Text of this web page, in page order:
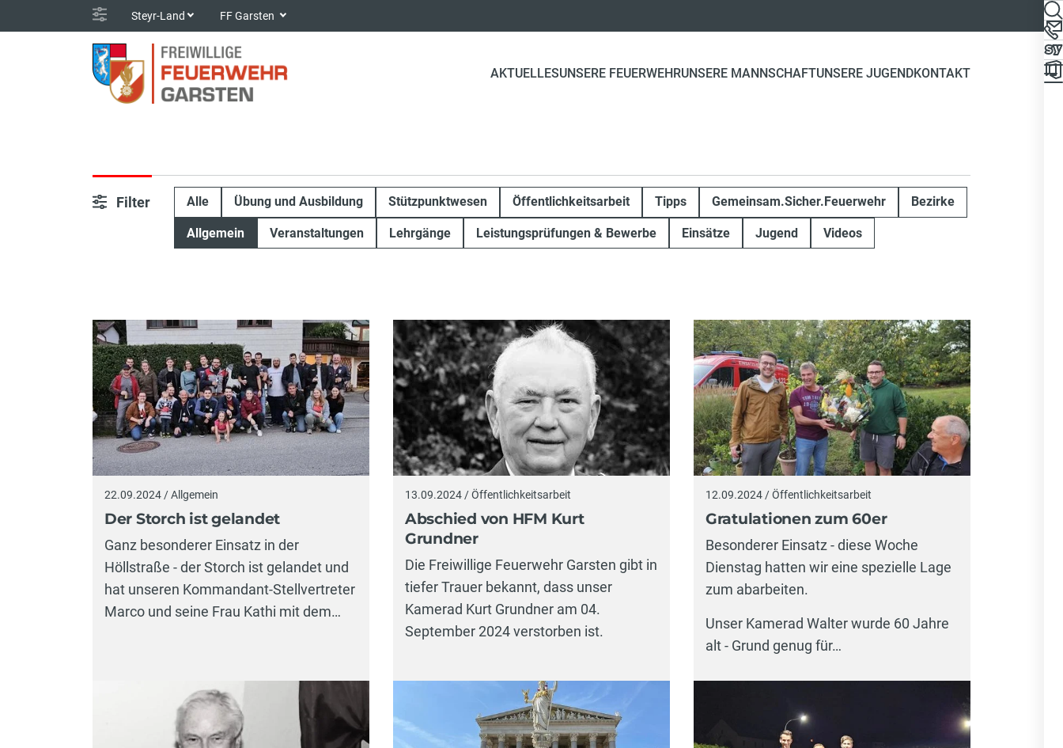
Steyr-Land FF Garsten
AKTUELLESUNSERE FEUERWEHRUNSERE MANNSCHAFTUNSERE JUGENDKONTAKT
Filter Alle Übung und Ausbildung Stützpunktwesen Öffentlichkeitsarbeit Tipps Gemeinsam.Sicher.Feuerwehr Bezirke
Allgemein Veranstaltungen Lehrgänge Leistungsprüfungen & Bewerbe Einsätze Jugend Videos
22.09.2024 / Allgemein
Der Storch ist gelandet
Ganz besonderer Einsatz in der
Höllstraße - der Storch ist gelandet und
hat unseren Kommandant-Stellvertreter
Marco und seine Frau Kathi mit dem…
13.09.2024 / Öffentlichkeitsarbeit
Abschied von HFM Kurt
Grundner
Die Freiwillige Feuerwehr Garsten gibt in
tiefer Trauer bekannt, dass unser
Kamerad Kurt Grundner am 04.
September 2024 verstorben ist.
12.09.2024 / Öffentlichkeitsarbeit
Gratulationen zum 60er
Besonderer Einsatz - diese Woche
Dienstag hatten wir eine spezielle Lage
zum abarbeiten.
Unser Kamerad Walter wurde 60 Jahre
alt - Grund genug für…